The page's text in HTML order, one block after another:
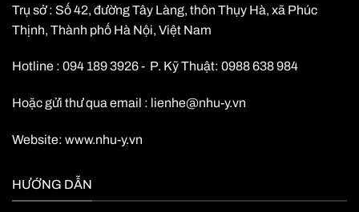
Trụ sở : Số 42, đường Tây Làng, thôn Thụy Hà, xã Phúc
Thịnh, Thành phố Hà Nội, Việt Nam
Hotline : 094 189 3926 - P. Kỹ Thuật: 0988 638 984
Hoặc gửi thư qua email : lienhe@nhu-y.vn
Website: www.nhu-y.vn
HƯỚNG DẪN